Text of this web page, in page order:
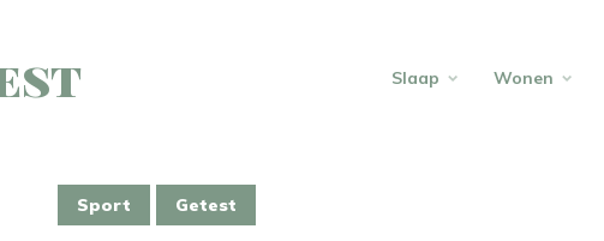
Slaap Wonen
Sport Getest